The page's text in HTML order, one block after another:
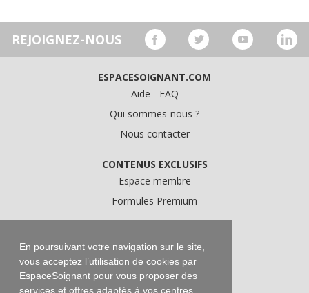
En poursuivant votre navigation sur le site,
vous acceptez l’utilisation de cookies par
EspaceSoignant pour vous proposer des
services et offres adaptés à vos centres
REJOIGNEZ-NOUS
ESPACESOIGNANT.COM
Aide - FAQ
Qui sommes-nous ?
Nous contacter
CONTENUS EXCLUSIFS
Espace membre
Formules Premium
Conditions Générales d'Utilisation
Données personnelles
Conditions Générales de Vente